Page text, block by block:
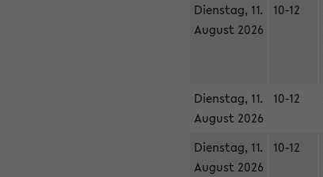
Dienstag, 11.
August 2026
10-12
Dienstag, 11.
August 2026
10-12
Dienstag, 11.
August 2026
10-12